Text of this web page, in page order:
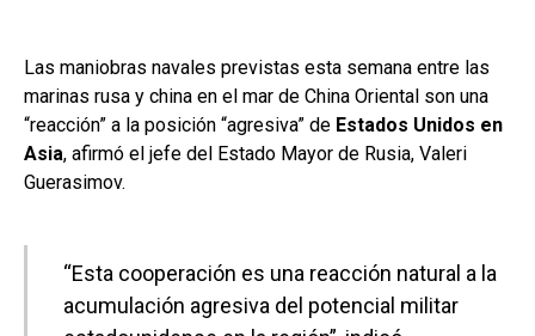
Las maniobras navales previstas esta semana entre las
marinas rusa y china en el mar de China Oriental son una
“reacción” a la posición “agresiva” de Estados Unidos en
Asia, afirmó el jefe del Estado Mayor de Rusia, Valeri
Guerasimov.
“Esta cooperación es una reacción natural a la
acumulación agresiva del potencial militar